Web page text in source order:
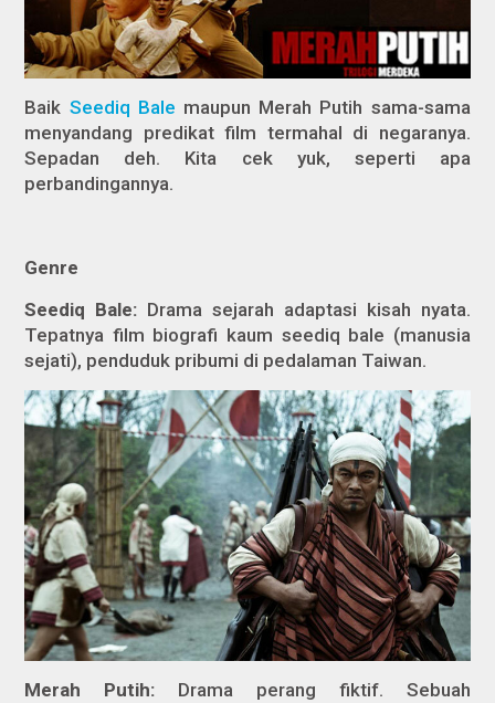
Baik Seediq Bale maupun Merah Putih sama-sama
menyandang predikat film termahal di negaranya.
Sepadan deh. Kita cek yuk, seperti apa
perbandingannya.
Genre
Seediq Bale: Drama sejarah adaptasi kisah nyata.
Tepatnya film biografi kaum seediq bale (manusia
sejati), penduduk pribumi di pedalaman Taiwan.
Merah Putih: Drama perang fiktif. Sebuah